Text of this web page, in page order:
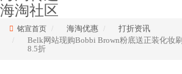
海淘社区
铭宣首页 海淘优惠
打折资讯
Belk网站现购Bobbi Brown粉底送正装化妆
8.5折